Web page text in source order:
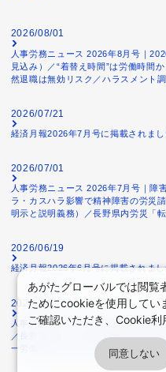
2026/08/01
人事労務ニュース 2026年8月号｜
見込み）／“着替え時間”は労働時間
然退職は無効リスク／ハラスメント
2026/07/21
経済月報2026年7月号に掲載されまし
2026/07/01
人事労務ニュース 2026年7月号｜障
ラ・カスハラ影響で精神障害の労災
明示と説明義務）／長野県内労災「
2026/06/19
経済月報2026年6月号に掲載されま
2026/06/01
人事労務ニュース 2026年6月号｜懲
／長野県内の熱中症死傷者が前年比
一労働同一賃金（不合理な待遇差に
あがたグローバルでは閲覧
ためにcookieを使用してい
ご確認いただき、Cookie利
同意しない